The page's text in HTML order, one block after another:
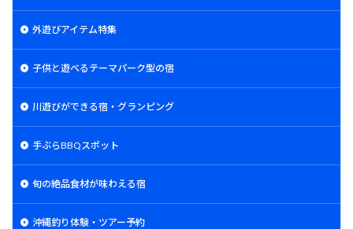
外遊びアイテム特集
子供と遊べるテーマパーク型の宿
川遊びができる宿・グランピング
手ぶらBBQスポット
旬の絶品食材が味わえる宿
沖縄釣り体験・ツアー予約